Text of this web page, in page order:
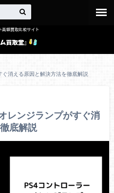
高額買取比較サイト
ぐ消える原因と解決方法を徹底解説
レンジランプがすぐ消
底解説